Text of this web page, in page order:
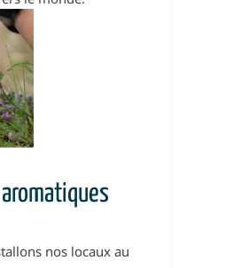
nos locaux au